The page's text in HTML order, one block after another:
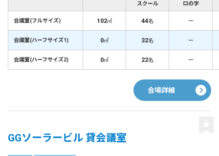
スクール ロの字
会議室(フルサイズ) 102㎡ 44名 －
会議室(ハーフサイズ1) 0㎡ 32名 －
会議室(ハーフサイズ2) 0㎡ 22名 －
会場詳細
GGソーラービル 貸会議室